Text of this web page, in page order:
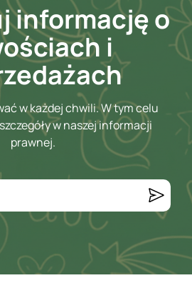
informację o
i
w każdej chwili. W tym celu
w naszej informacji
prawnej.